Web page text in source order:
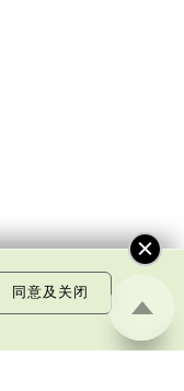
免责声明
同意及关闭